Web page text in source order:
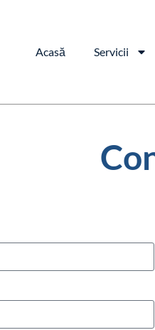
Acasă Servicii